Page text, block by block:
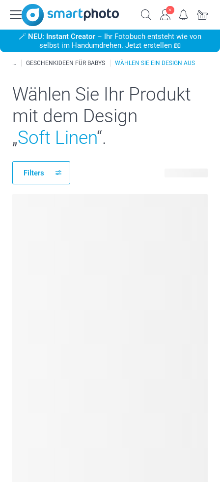
🪄 NEU: Instant Creator – Ihr Fotobuch entsteht wie von
selbst im Handumdrehen. Jetzt erstellen 📖
GESCHENKIDEEN FÜR BABYS WÄHLEN SIE EIN DESIGN AUS
Wählen Sie Ihr Produkt
mit dem Design
„Soft Linen“.
Filters